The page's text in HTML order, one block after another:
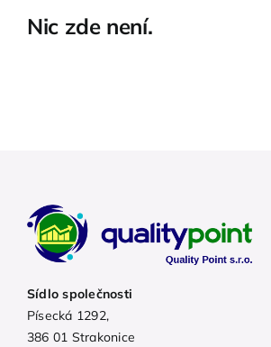
Nic zde není.
Sídlo společnosti
Písecká 1292,
386 01 Strakonice